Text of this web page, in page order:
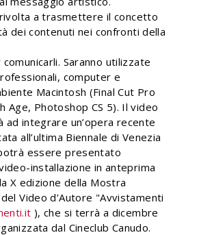
a trasmettere il concetto
dei contenuti nei confronti della
Saranno utilizzate
computer e
Macintosh (Final Cut Pro
Age, Photoshop CS 5). Il video
integrare un’opera recente
all’ultima Biennale di Venezia
essere presentato
installazione in anteprima
X edizione della Mostra
Video d’Autore "Avvistamenti
), che si terrà a dicembre
dal Cineclub Canudo.